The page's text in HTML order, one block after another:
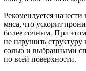
Рекомендуется
мяса, что ускорит
более сочным. При этом
не нарушить структуру
солью и выбранными
по всей поверхности.